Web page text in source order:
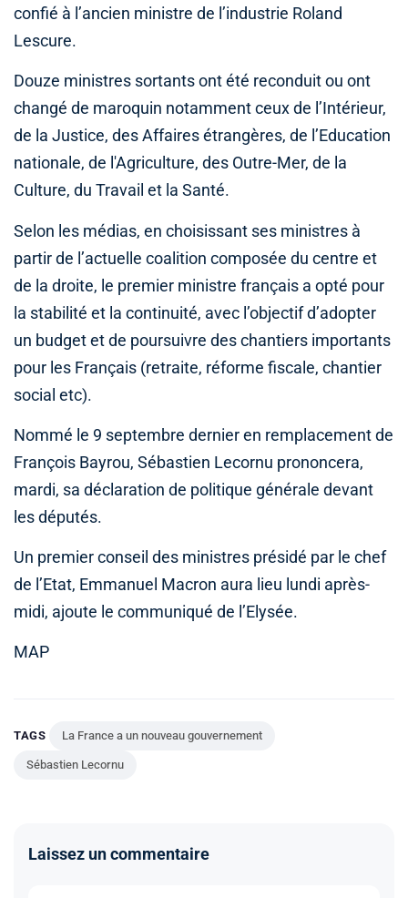
confié à l’ancien ministre de l’industrie Roland
Lescure.
Douze ministres sortants ont été reconduit ou ont
changé de maroquin notamment ceux de l’Intérieur,
de la Justice, des Affaires étrangères, de l’Education
nationale, de l'Agriculture, des Outre-Mer, de la
Culture, du Travail et la Santé.
Selon les médias, en choisissant ses ministres à
partir de l’actuelle coalition composée du centre et
de la droite, le premier ministre français a opté pour
la stabilité et la continuité, avec l’objectif d’adopter
un budget et de poursuivre des chantiers importants
pour les Français (retraite, réforme fiscale, chantier
social etc).
Nommé le 9 septembre dernier en remplacement de
François Bayrou, Sébastien Lecornu prononcera,
mardi, sa déclaration de politique générale devant
les députés.
Un premier conseil des ministres présidé par le chef
de l’Etat, Emmanuel Macron aura lieu lundi après-
midi, ajoute le communiqué de l’Elysée.
MAP
TAGS La France a un nouveau gouvernement
Sébastien Lecornu
Laissez un commentaire